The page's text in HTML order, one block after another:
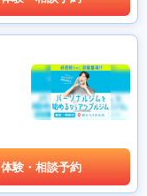
体験・相談予約